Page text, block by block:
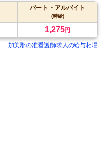
パート・アルバイト
(時給)
1,275円
加美郡の准看護師求人の給与相場